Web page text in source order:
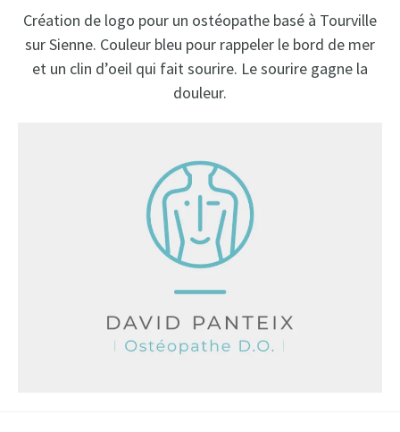
Création de logo pour un ostéopathe basé à Tourville
sur Sienne. Couleur bleu pour rappeler le bord de mer
et un clin d’oeil qui fait sourire. Le sourire gagne la
douleur.